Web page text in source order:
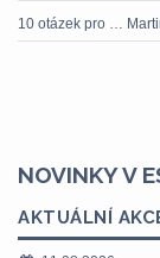
10 otázek pro …
NOVINKY V
AKTUÁLNÍ